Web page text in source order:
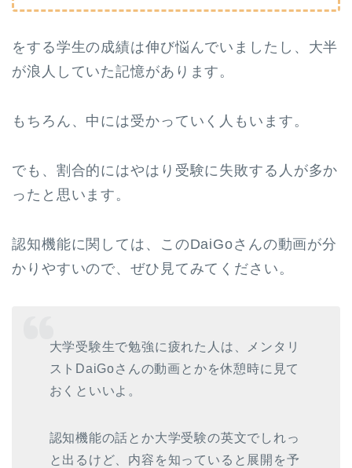
をする学生の成績は伸び悩んでいましたし、大半
が浪人していた記憶があります。
もちろん、中には受かっていく人もいます。
でも、割合的にはやはり受験に失敗する人が多か
ったと思います。
認知機能に関しては、このDaiGoさんの動画が分
かりやすいので、ぜひ見てみてください。
大学受験生で勉強に疲れた人は、メンタリ
ストDaiGoさんの動画とかを休憩時に見て
おくといいよ。
認知機能の話とか大学受験の英文でしれっ
と出るけど、内容を知っていると展開を予